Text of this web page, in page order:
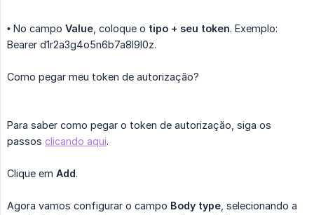
• No campo Value , coloque o tipo + seu token. Exemplo:
Bearer d1r2a3g4o5n6b7a8l9l0z.
Como pegar meu token de autorização?
Para saber como pegar o token de autorização, siga os
passos clicando aqui.
Clique em Add.
Agora vamos configurar o campo Body type , selecionando a